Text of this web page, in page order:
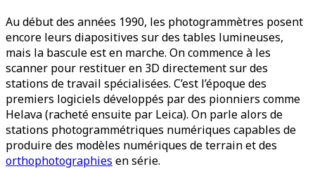
Au début des années 1990, les photogrammètres posent
encore leurs diapositives sur des tables lumineuses,
mais la bascule est en marche. On commence à les
scanner pour restituer en 3D directement sur des
stations de travail spécialisées. C’est l’époque des
premiers logiciels développés par des pionniers comme
Helava (racheté ensuite par Leica). On parle alors de
stations photogrammétriques numériques capables de
produire des modèles numériques de terrain et des
orthophotographies en série.